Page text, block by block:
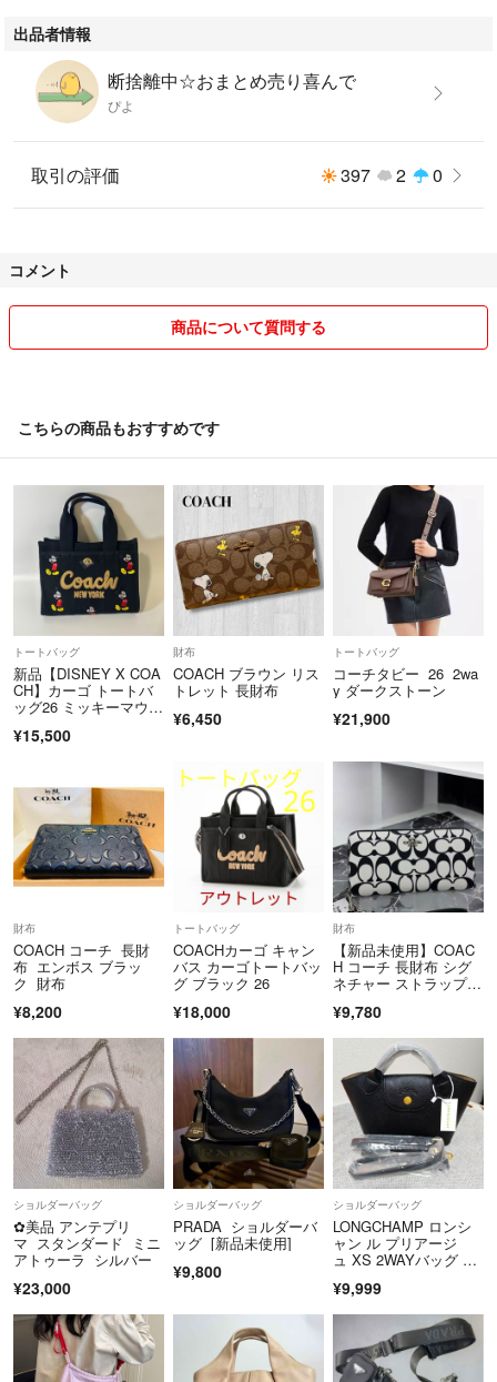
出品者情報
断捨離中☆おまとめ売り喜んで
ぴよ
取引の評価 397 2 0
コメント
商品について質問する
こちらの商品もおすすめです
トートバッグ
新品【DISNEY X COA
CH】カーゴ トートバ
ッグ26 ミッキーマウ
¥15,500
財布
COACH ブラウン リス
トレット 長財布
¥6,450
トートバッグ
コーチタビー 26 2wa
y ダークストーン
¥21,900
財布
COACH コーチ 長財
布 エンボス ブラッ
ク 財布
¥8,200
トートバッグ
COACHカーゴ キャン
バス カーゴトートバッ
グ ブラック 26
¥18,000
財布
【新品未使用】COAC
H コーチ 長財布 シグ
ネチャー ストラップ
¥9,780
ショルダーバッグ
✿美品 アンテプリ
マ スタンダード ミニ
アトゥーラ シルバー
¥23,000
ショルダーバッグ
PRADA ショルダーバ
ッグ [新品未使用]
¥9,800
ショルダーバッグ
LONGCHAMP ロンシ
ャン ル プリアージ
ュ XS 2WAYバッグ ブ
¥9,999